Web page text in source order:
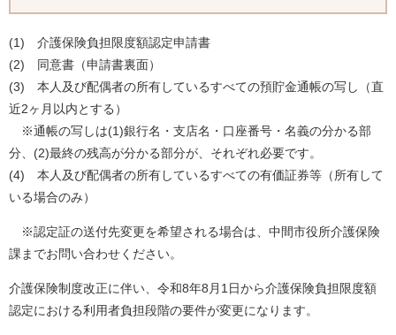
(1) 介護保険負担限度額認定申請書
(2) 同意書（申請書裏面）
(3) 本人及び配偶者の所有しているすべての預貯金通帳の写し（直
近2ヶ月以内とする）
※通帳の写しは(1)銀行名・支店名・口座番号・名義の分かる部
分、(2)最終の残高が分かる部分が、それぞれ必要です。
(4) 本人及び配偶者の所有しているすべての有価証券等（所有して
いる場合のみ）
※認定証の送付先変更を希望される場合は、中間市役所介護保険
課までお問い合わせください。
介護保険制度改正に伴い、令和8年8月1日から介護保険負担限度額
認定における利用者負担段階の要件が変更になります。